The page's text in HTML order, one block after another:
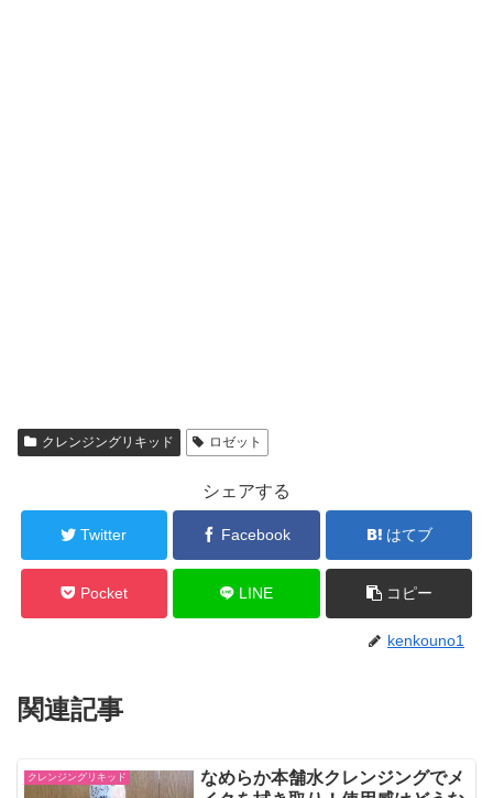
クレンジングリキッド ロゼット
シェアする
Twitter Facebook はてブ
Pocket LINE コピー
kenkouno1
関連記事
クレンジングリキッド
なめらか本舗水クレンジングでメ